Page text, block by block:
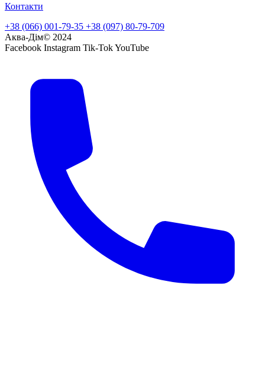
Контакти
+38 (066) 001-79-35 +38 (097) 80-79-709
Аква-Дім© 2024
Facebook Instagram Tik-TokYouTube